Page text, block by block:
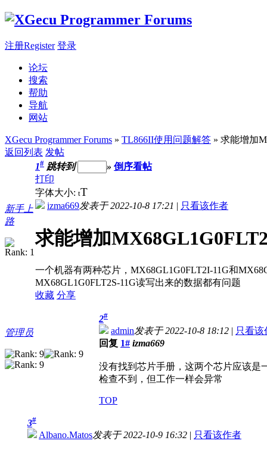
注册Register 登录
论坛
搜索
帮助
导航
网站
XGecu Programmer Forums » TL866II使用问题解答 » 求能增加
返回列表 发帖
新手上
路
1# 跳转到 » 倒序看帖
打印
字体大小: tT
izma669发表于 2022-10-8 17:21 | 只看该作者
求能增加
一个机器有两种芯片，MX68GL1G0FLT2I-11G和
MX68GL1G0FLT2S-11G读写出来的数据都有问题
收藏 分享
管理员
2#
admin发表于 2022-10-8 18:12 | 只看该
回复 1# izma669
没有找到芯片手册，这两个芯片应该是
检查不到，但工作一样会异常
TOP
3#
Albano.Matos发表于 2022-10-9 16:32 | 只看该作者